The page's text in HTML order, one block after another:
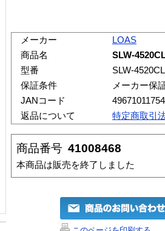
メーカー
LOAS
商品名
SLW-
型番
SLW-4520CL
保証条件
メーカー保
JANコード
返品について
特定商取引
商品番号 41008468
本商品は販売を終了しました